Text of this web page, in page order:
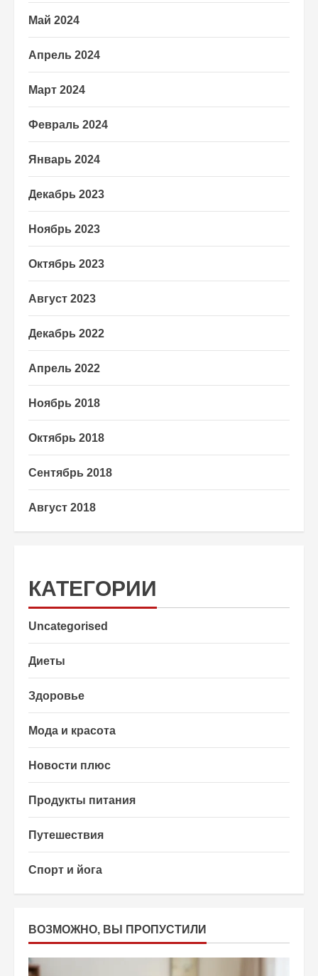
Май 2024
Апрель 2024
Март 2024
Февраль 2024
Январь 2024
Декабрь 2023
Ноябрь 2023
Октябрь 2023
Август 2023
Декабрь 2022
Апрель 2022
Ноябрь 2018
Октябрь 2018
Сентябрь 2018
Август 2018
КАТЕГОРИИ
Uncategorised
Диеты
Здоровье
Мода и красота
Новости плюс
Продукты питания
Путешествия
Спорт и йога
ВОЗМОЖНО, ВЫ ПРОПУСТИЛИ